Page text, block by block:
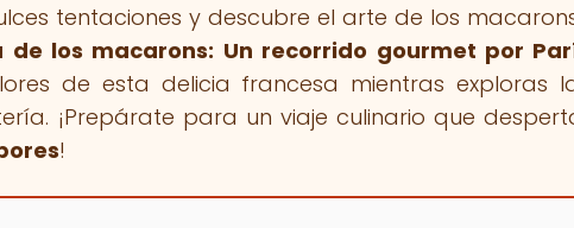
tentaciones y descubre el arte de los
de los macarons: Un recorrido gourmet por
de esta delicia francesa mientras exploras
¡Prepárate para un viaje culinario que
!